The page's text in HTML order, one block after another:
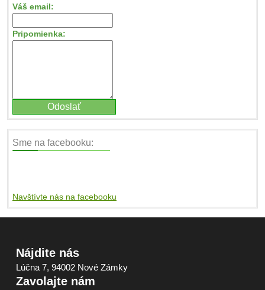
Váš email:
Pripomienka:
Sme na facebooku:
Navštívte nás na facebooku
Nájdite nás
Lúčna 7, 94002 Nové Zámky
Zavolajte nám